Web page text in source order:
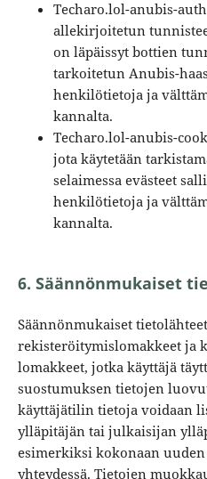
Techaro.lol-anubis-
allekirjoitetun
on läpäissyt bottien
tarkoitetun Anubis-
henkilötietoja ja
kannalta.
Techaro.lol-anubis-
jota käytetään
selaimessa evästeet
henkilötietoja ja
kannalta.
6. Säännönmukaiset
Säännönmukaiset
rekisteröitymislomakkeet ja
lomakkeet, jotka käyttäjä
suostumuksen tietojen
käyttäjätilin tietoja voidaan
ylläpitäjän tai julkaisijan
esimerkiksi kokonaan
yhteydessä. Tietojen